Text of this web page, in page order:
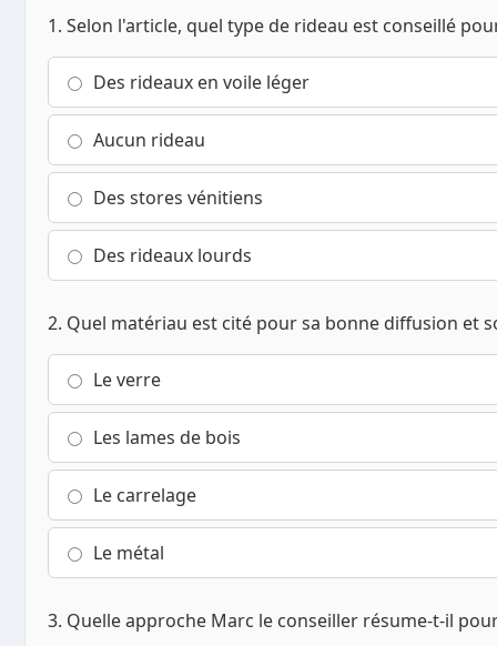
1. Selon l'article, quel type de rideau est conseillé
Des rideaux en voile léger
Aucun rideau
Des stores vénitiens
Des rideaux lourds
2. Quel matériau est cité pour sa bonne diffusion et
Le verre
Les lames de bois
Le carrelage
Le métal
3. Quelle approche Marc le conseiller résume-t-il